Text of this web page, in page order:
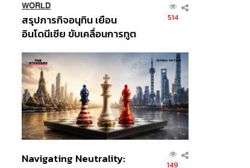
WORLD
สรุปภารกิจอนุทิน เยือน
อินโดนีเซีย ขับเคลื่อนการทูต
ส่วนยุทธศาสตร์ไทย –
อินโดนีเซีย
514
Navigating Neutrality:
149